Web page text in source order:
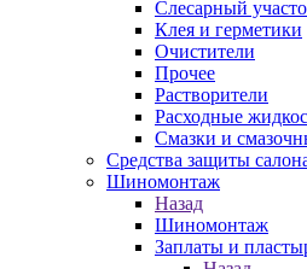
Слесарный
Клея и герметики
Очистители
Прочее
Растворители
Расходные
Смазки и
Средства защиты
Шиномонтаж
Назад
Шиномонтаж
Заплаты и